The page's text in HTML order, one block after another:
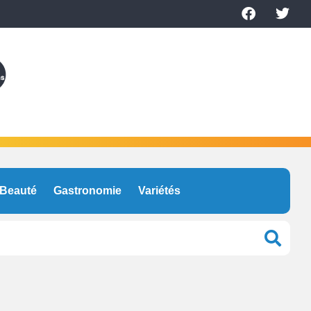
Gastronomie Variétés